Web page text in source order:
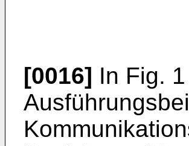
[0016] In Fig.